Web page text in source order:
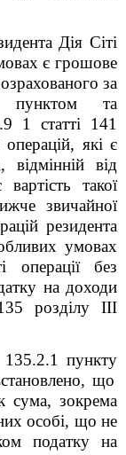
Дія Сіті
є грошове
за
пунктом та
1
статті 141
які є
від
такої
звичайної
резидента
умовах
операції без
на доходи
розділу ІІІ
135.2.1 пункту
що
сума, зокрема
особі, що не
податку на